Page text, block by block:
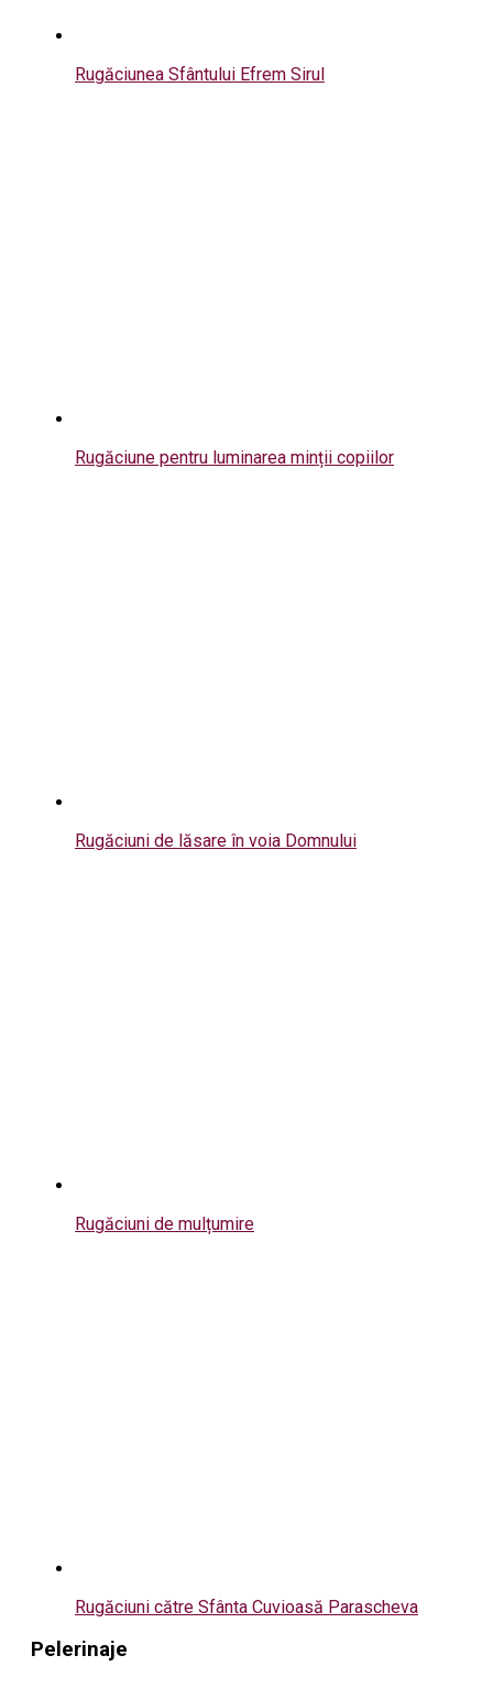
Rugăciunea Sfântului Efrem Sirul
Rugăciune pentru luminarea minții copiilor
Rugăciuni de lăsare în voia Domnului
Rugăciuni de mulțumire
Rugăciuni către Sfânta Cuvioasă Parascheva
Pelerinaje